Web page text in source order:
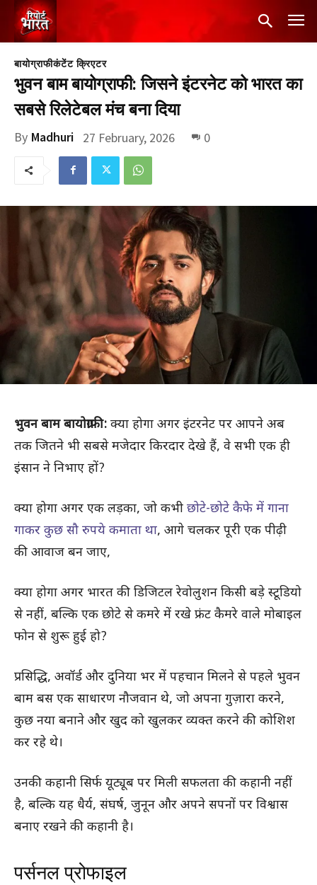
बायोग्राफीकंटेंट क्रिएटर
भुवन बाम बायोग्राफी: जिसने इंटरनेट को भारत का
सबसे रिलेटेबल मंच बना दिया
By Madhuri 27 February, 2026 0
भुवन बाम बायोग्राफी: क्या होगा अगर इंटरनेट पर आपने अब
तक जितने भी सबसे मजेदार किरदार देखे हैं, वे सभी एक ही
इंसान ने निभाए हों?
क्या होगा अगर एक लड़का, जो कभी छोटे-छोटे कैफे में गाना
गाकर कुछ सौ रुपये कमाता था, आगे चलकर पूरी एक पीढ़ी
की आवाज बन जाए,
क्या होगा अगर भारत की डिजिटल रेवोलुशन किसी बड़े स्टूडियो
से नहीं, बल्कि एक छोटे से कमरे में रखे फ्रंट कैमरे वाले मोबाइल
फोन से शुरू हुई हो?
प्रसिद्धि, अवॉर्ड और दुनिया भर में पहचान मिलने से पहले भुवन
बाम बस एक साधारण नौजवान थे, जो अपना गुज़ारा करने,
कुछ नया बनाने और खुद को खुलकर व्यक्त करने की कोशिश
कर रहे थे।
उनकी कहानी सिर्फ यूट्यूब पर मिली सफलता की कहानी नहीं
है, बल्कि यह धैर्य, संघर्ष, जुनून और अपने सपनों पर विश्वास
बनाए रखने की कहानी है।
पर्सनल प्रोफाइल